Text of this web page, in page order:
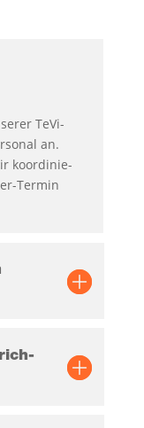
TeVi-
an.
koor­di­nie­
Ter­min